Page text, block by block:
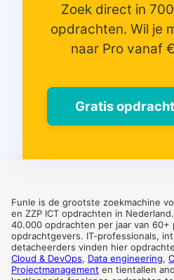
Zoek direct in
opdrachten. Wil je
naar Pro vanaf
Gratis
Funle is de grootste zoekmachine
en ZZP ICT opdrachten in
40.000 opdrachten per jaar van
opdrachtgevers. IT-professionals,
detacheerders vinden hier
Cloud & DevOps, Data engineering,
Projectmanagement en tientallen